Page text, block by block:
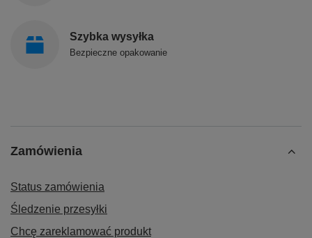
Szybka wysyłka
Bezpieczne opakowanie
Zamówienia
Status zamówienia
Śledzenie przesyłki
Chcę zareklamować produkt